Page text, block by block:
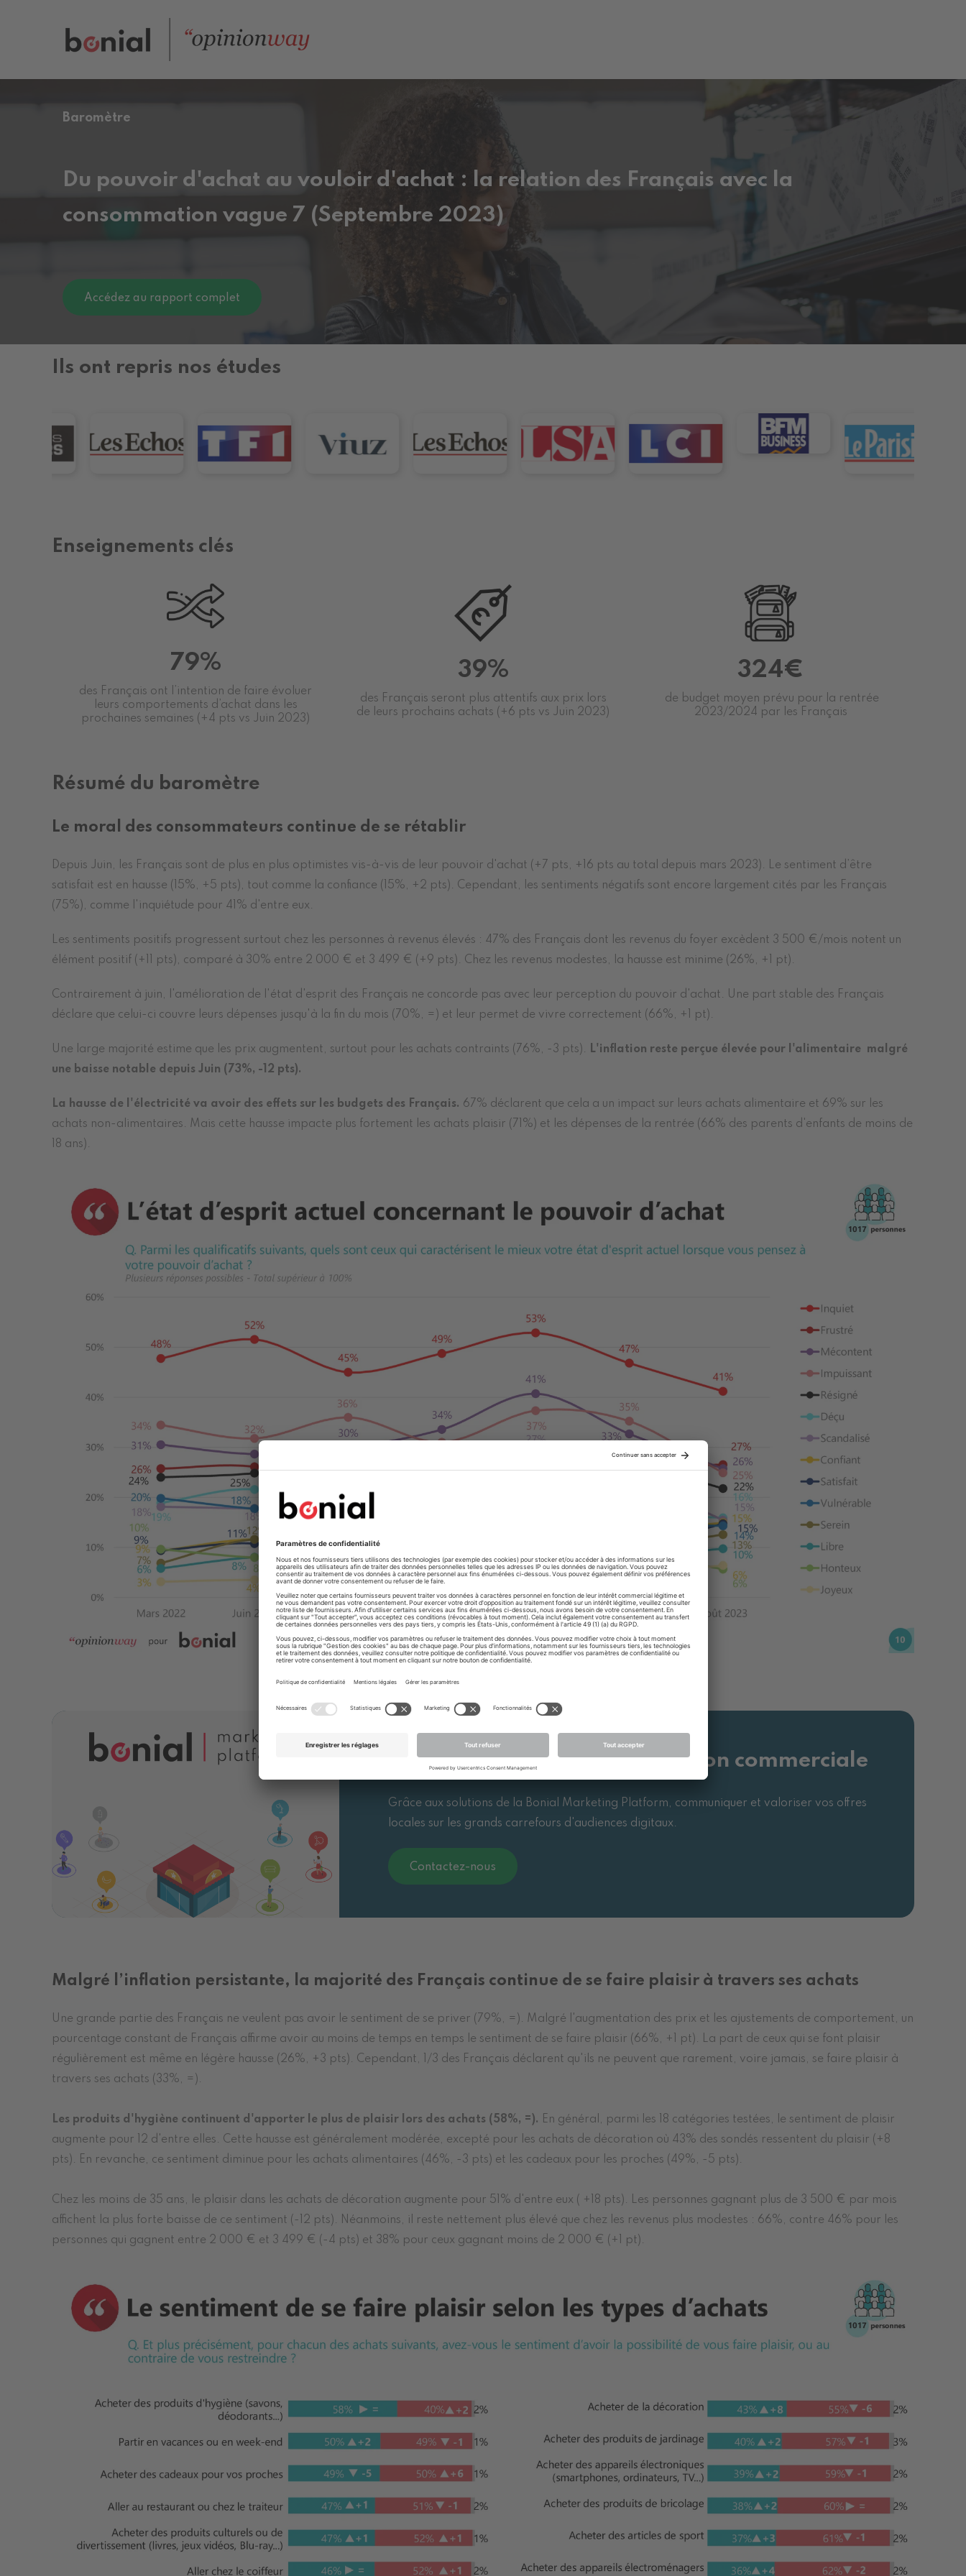
Baromètre
Du pouvoir d'achat au vouloir d'achat : la relation des Français avec la
consommation vague 7 (Septembre 2023)
Accédez au rapport complet
Ils ont repris nos études
Enseignements clés
79%
des Français ont l’intention de faire évoluer
leurs comportements d’achat dans les
prochaines semaines (+4 pts vs Juin 2023)
39%
des Français seront plus attentifs aux prix lors
de leurs prochains achats (+6 pts vs Juin 2023)
324€
de budget moyen prévu pour la rentrée
2023/2024 par les Français
Résumé du baromètre
Le moral des consommateurs continue de se rétablir
Depuis Juin, les Français sont de plus en plus optimistes vis-à-vis de leur pouvoir d'achat (+7 pts, +16 pts au total depuis mars 2023). Le sentiment d’être
satisfait est en hausse (15%, +5 pts), tout comme la confiance (15%, +2 pts). Cependant, les sentiments négatifs sont encore largement cités par les Français
(75%), comme l'inquiétude pour 41% d'entre eux.
Les sentiments positifs progressent surtout chez les personnes à revenus élevés : 47% des Français dont les revenus du foyer excèdent 3 500 €/mois notent un
élément positif (+11 pts), comparé à 30% entre 2 000 € et 3 499 € (+9 pts). Chez les revenus modestes, la hausse est minime (26%, +1 pt).
Contrairement à juin, l'amélioration de l'état d'esprit des Français ne concorde pas avec leur perception du pouvoir d'achat. Une part stable des Français
déclare que celui-ci couvre leurs dépenses jusqu'à la fin du mois (70%, =) et leur permet de vivre correctement (66%, +1 pt).
Une large majorité estime que les prix augmentent, surtout pour les achats contraints (76%, -3 pts).
L'inflation reste perçue élevée pour l'alimentaire malgré
une baisse notable depuis Juin (73%, -12 pts).
La hausse de l'électricité va avoir des effets sur les budgets des Français. 67% déclarent que cela a un impact sur leurs achats alimentaire et 69% sur les
achats non-alimentaires. Mais cette hausse impacte plus fortement les achats plaisir (71%) et les dépenses de la rentrée (66% des parents d'enfants de moins de
18 ans).
Réinventez votre communication commerciale
Grâce aux solutions de la Bonial Marketing Platform, communiquer et valoriser vos offres
locales sur les grands carrefours d'audiences digitaux.
Contactez-nous
Malgré l’inflation persistante, la majorité des Français continue de se faire plaisir à travers ses achats
Une grande partie des Français ne veulent pas avoir le sentiment de se priver (79%, =). Malgré l'augmentation des prix et les ajustements de comportement, un
pourcentage constant de Français affirme avoir au moins de temps en temps le sentiment de se faire plaisir (66%, +1 pt). La part de ceux qui se font plaisir
régulièrement est même en légère hausse (26%, +3 pts). Cependant, 1/3 des Français déclarent qu'ils ne peuvent que rarement, voire jamais, se faire plaisir à
travers ses achats (33%, =).
Les produits d'hygiène continuent d'apporter le plus de plaisir lors des achats (58%, =). En général, parmi les 18 catégories testées, le sentiment de plaisir
augmente pour 12 d'entre elles. Cette hausse est généralement modérée, excepté pour les achats de décoration où 43% des sondés ressentent du plaisir (+8
pts). En revanche, ce sentiment diminue pour les achats alimentaires (46%, -3 pts) et les cadeaux pour les proches (49%, -5 pts).
Chez les moins de 35 ans, le plaisir dans les achats de décoration augmente pour 51% d'entre eux ( +18 pts). Les personnes gagnant plus de 3 500 € par mois
affichent la plus forte baisse de ce sentiment (-12 pts). Néanmoins, il reste nettement plus élevé que chez les revenus plus modestes : 66%, contre 46% pour les
personnes qui gagnent entre 2 000 € et 3 499 € (-4 pts) et 38% pour ceux gagnant moins de 2 000 € (+1 pt).